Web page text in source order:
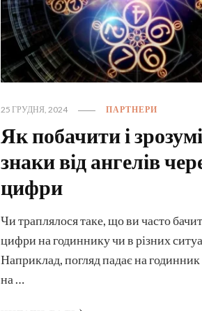
25 ГРУДНЯ, 2024 ПАРТНЕРИ
Як побачити і
знаки від ангелів
цифри
Чи траплялося таке, що ви часто
цифри на годиннику чи в різних
Наприклад, погляд падає на
на …